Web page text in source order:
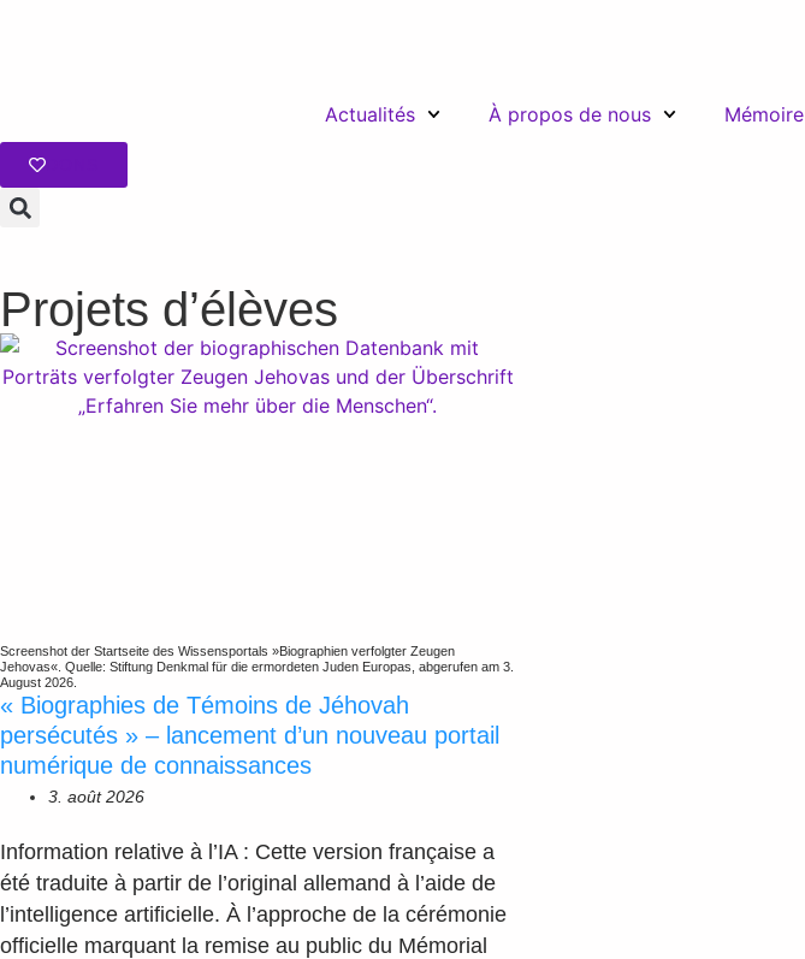
Actualités À propos de nous Mémoire
Projets d’élèves
Screenshot der Startseite des Wissensportals »Biographien verfolgter Zeugen
Jehovas«. Quelle: Stiftung Denkmal für die ermordeten Juden Europas, abgerufen am 3.
August 2026.
« Biographies de Témoins de Jéhovah
persécutés » – lancement d’un nouveau portail
numérique de connaissances
3. août 2026
Information relative à l’IA : Cette version française a
été traduite à partir de l’original allemand à l’aide de
l’intelligence artificielle. À l’approche de la cérémonie
officielle marquant la remise au public du Mémorial